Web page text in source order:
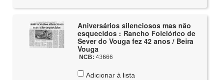
Aniversários silenciosos mas não
esquecidos : Rancho Folclórico de
Sever do Vouga fez 42 anos / Beira
Vouga
NCB: 43666
Adicionar à lista